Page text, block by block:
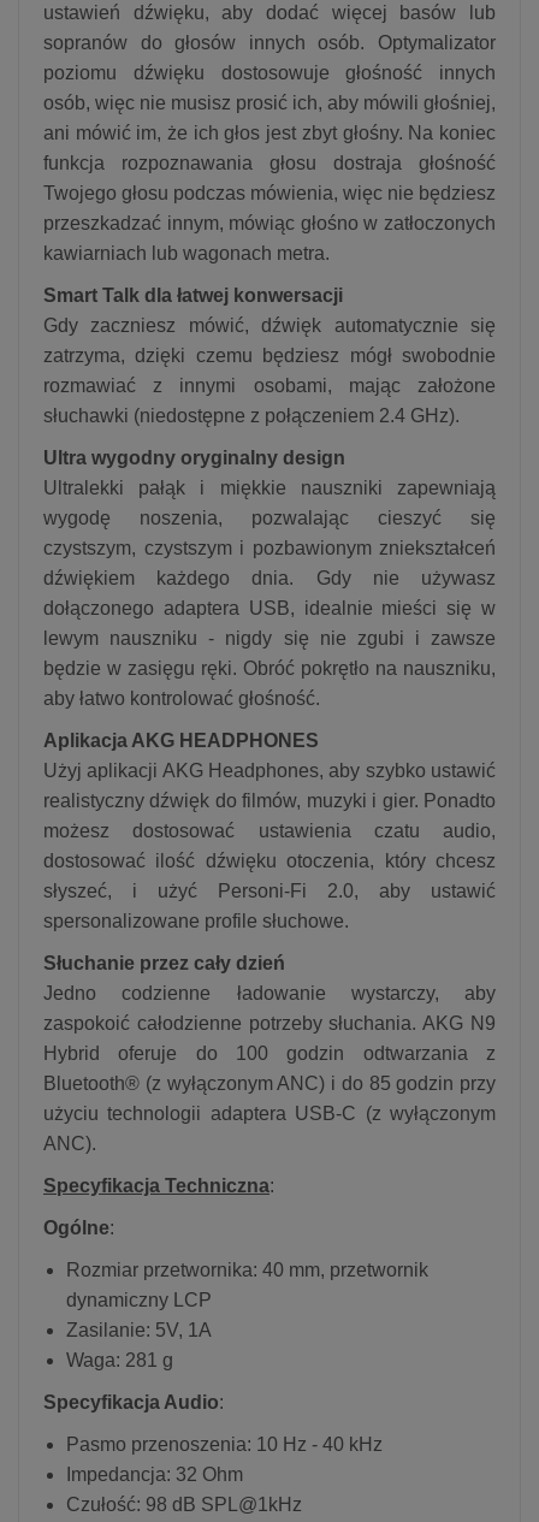
ustawień dźwięku, aby dodać więcej basów lub
sopranów do głosów innych osób. Optymalizator
poziomu dźwięku dostosowuje głośność innych
osób, więc nie musisz prosić ich, aby mówili głośniej,
ani mówić im, że ich głos jest zbyt głośny. Na koniec
funkcja rozpoznawania głosu dostraja głośność
Twojego głosu podczas mówienia, więc nie będziesz
przeszkadzać innym, mówiąc głośno w zatłoczonych
kawiarniach lub wagonach metra.
Smart Talk dla łatwej konwersacji
Gdy zaczniesz mówić, dźwięk automatycznie się
zatrzyma, dzięki czemu będziesz mógł swobodnie
rozmawiać z innymi osobami, mając założone
słuchawki (niedostępne z połączeniem 2.4 GHz).
Ultra wygodny oryginalny design
Ultralekki pałąk i miękkie nauszniki zapewniają
wygodę noszenia, pozwalając cieszyć się
czystszym, czystszym i pozbawionym zniekształceń
dźwiękiem każdego dnia. Gdy nie używasz
dołączonego adaptera USB, idealnie mieści się w
lewym nauszniku - nigdy się nie zgubi i zawsze
będzie w zasięgu ręki. Obróć pokrętło na nauszniku,
aby łatwo kontrolować głośność.
Aplikacja AKG HEADPHONES
Użyj aplikacji AKG Headphones, aby szybko ustawić
realistyczny dźwięk do filmów, muzyki i gier. Ponadto
możesz dostosować ustawienia czatu audio,
dostosować ilość dźwięku otoczenia, który chcesz
słyszeć, i użyć Personi-Fi 2.0, aby ustawić
spersonalizowane profile słuchowe.
Słuchanie przez cały dzień
Jedno codzienne ładowanie wystarczy, aby
zaspokoić całodzienne potrzeby słuchania. AKG N9
Hybrid oferuje do 100 godzin odtwarzania z
Bluetooth® (z wyłączonym ANC) i do 85 godzin przy
użyciu technologii adaptera USB-C (z wyłączonym
ANC).
Specyfikacja Techniczna:
Ogólne:
Rozmiar przetwornika: 40 mm, przetwornik
dynamiczny LCP
Zasilanie: 5V, 1A
Waga: 281 g
Specyfikacja Audio:
Pasmo przenoszenia: 10 Hz - 40 kHz
Impedancja: 32 Ohm
Czułość: 98 dB SPL@1kHz